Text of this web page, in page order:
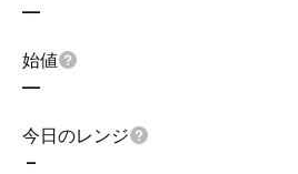
—
始値
—
今日のレンジ
–